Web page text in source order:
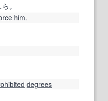
ら。
him.
degrees